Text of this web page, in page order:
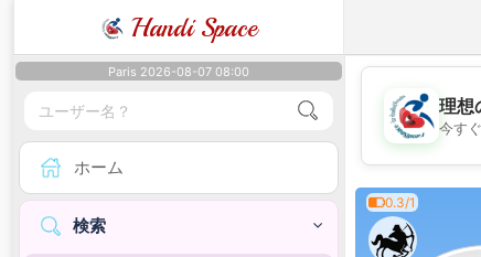
Handi Space
Paris 2026-08-07 08:00
ホーム
検索
理想
今す
0.3/1